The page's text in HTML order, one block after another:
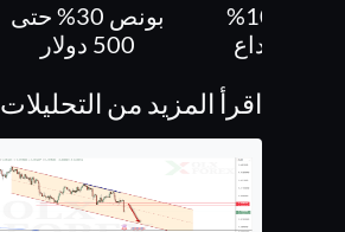
بونص 30% حتى
على كل صفقاتك
اقرأ المزيد من التحليلات